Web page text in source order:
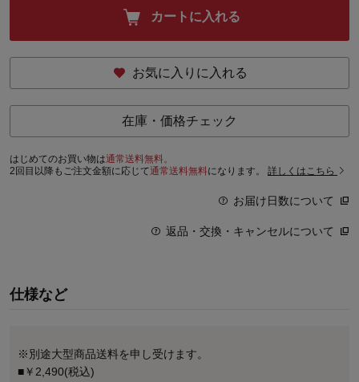
カートに入れる
お気に入りに入れる
在庫・価格チェック
はじめてのお買い物は通常送料無料。
2回目以降もご注文金額に応じて通常送料無料になります。 詳しくはこちら
お届け日数について
返品・交換・キャンセルについて
仕様など
※別途大型商品送料を申し受けます。
■￥2,490(税込)